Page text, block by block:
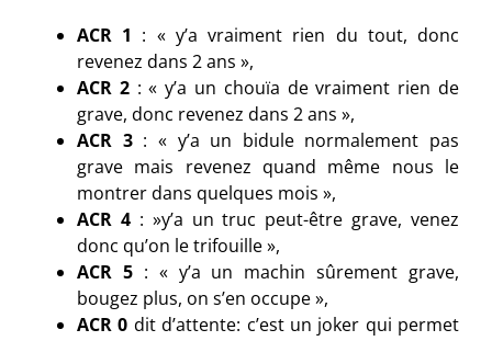
ACR 1 : « y’a vraiment rien du tout, donc
revenez dans 2 ans »,
ACR 2: « y’a un chouïa de vraiment rien de
grave, donc revenez dans 2 ans »,
ACR 3: « y’a un bidule normalement pas
grave mais revenez quand même nous le
montrer dans quelques mois »,
ACR 4: »y’a un truc peut-être grave, venez
donc qu’on le trifouille »,
ACR 5: « y’a un machin sûrement grave,
bougez plus, on s’en occupe »,
ACR 0 dit d’attente: c’est un joker qui permet